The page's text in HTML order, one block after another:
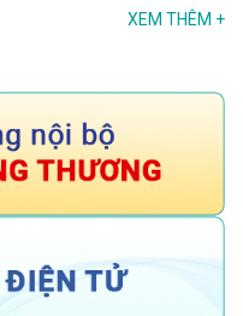
XEM THÊM +